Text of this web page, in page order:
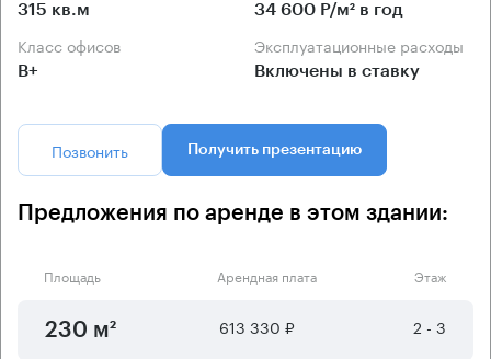
315 кв.м 34 600 Р/м² в год
Класс офисов
B+
Эксплуатационные расходы
Включены в ставку
Позвонить Получить презентацию
Предложения по аренде в этом здании:
Площадь Арендная плата Этаж
230 м² 613 330 ₽ 2 - 3